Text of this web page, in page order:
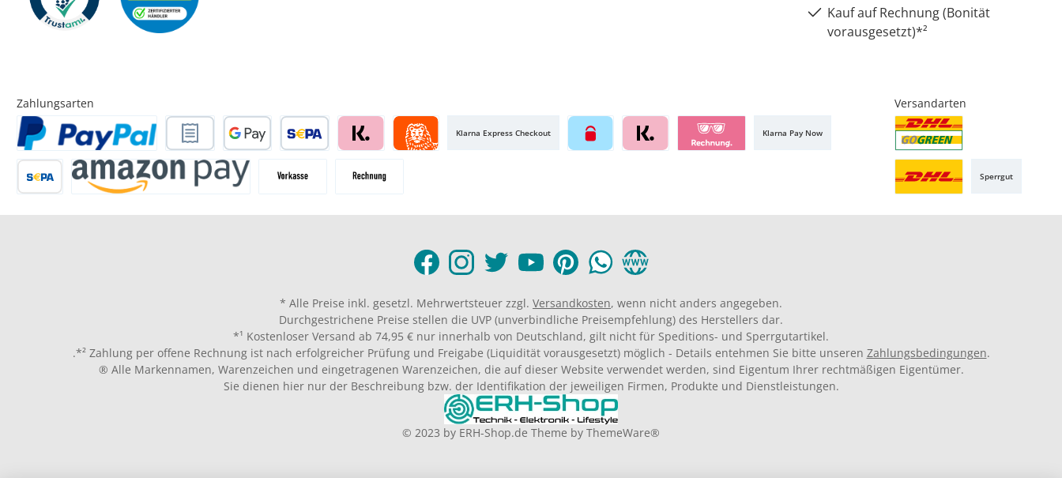
Kauf auf Rechnung (Bonität
vorausgesetzt)*²
Zahlungsarten
Klarna Express Checkout Klarna Pay Now
Versandarten
Sperrgut
* Alle Preise inkl. gesetzl. Mehrwertsteuer zzgl. Versandkosten, wenn nicht anders angegeben.
Durchgestrichene Preise stellen die UVP (unverbindliche Preisempfehlung) des Herstellers dar.
*¹ Kostenloser Versand ab 74,95 € nur innerhalb von Deutschland, gilt nicht für Speditions- und Sperrgutartikel.
.*² Zahlung per offene Rechnung ist nach erfolgreicher Prüfung und Freigabe (Liquidität vorausgesetzt) möglich - Details entehmen Sie bitte unseren Zahlungsbedingungen.
® Alle Markennamen, Warenzeichen und eingetragenen Warenzeichen, die auf dieser Website verwendet werden, sind Eigentum Ihrer rechtmäßigen Eigentümer.
Sie dienen hier nur der Beschreibung bzw. der Identifikation der jeweiligen Firmen, Produkte und Dienstleistungen.
© 2023 by ERH-Shop.de Theme by ThemeWare®